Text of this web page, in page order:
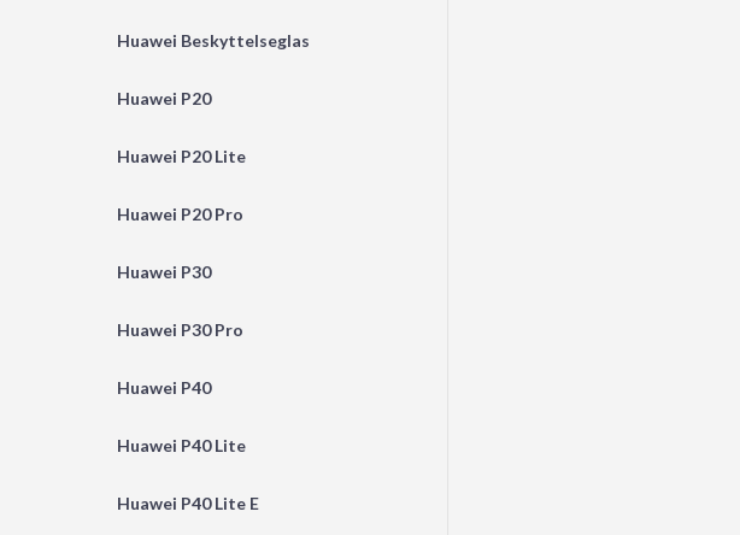
Huawei Beskyttelseglas
Huawei P20
Huawei P20 Lite
Huawei P20 Pro
Huawei P30
Huawei P30 Pro
Huawei P40
Huawei P40 Lite
Huawei P40 Lite E